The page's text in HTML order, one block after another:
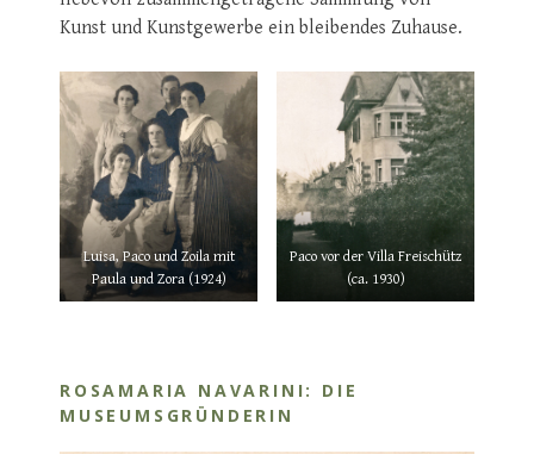
Kunst und Kunstgewerbe ein bleibendes Zuhause.
Luisa, Paco und Zoila mit
Paula und Zora (1924)
Paco vor der Villa Freischütz
(ca. 1930)
ROSAMARIA NAVARINI: DIE
MUSEUMSGRÜNDERIN